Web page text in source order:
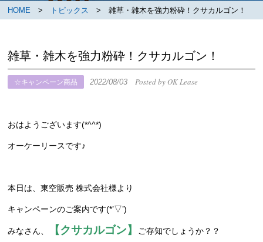
HOME > トピックス > 雑草・雑木を強力粉砕！クサカルゴン！
雑草・雑木を強力粉砕！クサカルゴン！
☆キャンペーン商品 2022/08/03Posted by OK Lease
おはようございます(*^^*)
オーケーリースです♪
本日は、東空販売 株式会社様より
キャンペーンのご案内です(*’▽’)
みなさん、 【クサカルゴン】 ご存知でしょうか？？